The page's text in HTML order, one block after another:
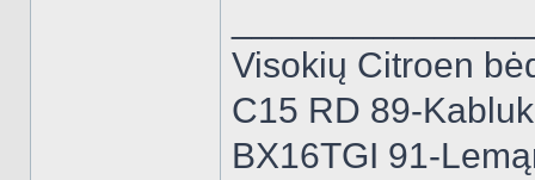
Visokių Citroen
C15 RD 89-
BX16TGI 91-